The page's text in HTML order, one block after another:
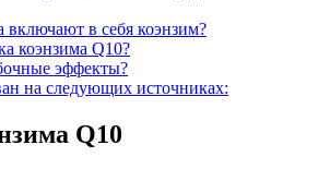
включают в себя коэнзим?
коэнзима Q10?
эффекты?
на следующих источниках:
Q10